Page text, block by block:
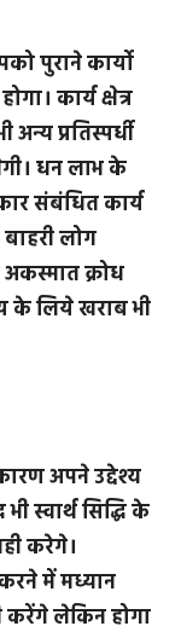
पुराने कार्यो
कार्य क्षेत्र
प्रतिस्पर्धी
धन लाभ के
संबंधित कार्य
लोग
क्रोध
लिये खराब भी
अपने उद्देश्य
सिद्धि के